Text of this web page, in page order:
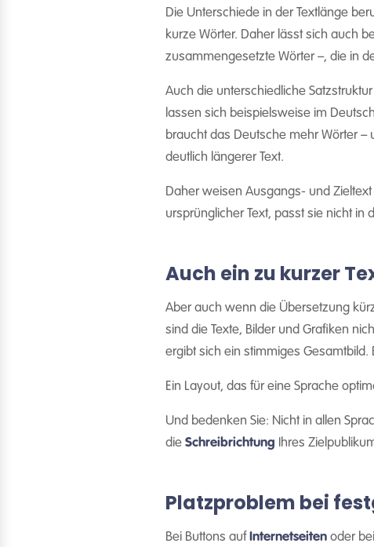
Die Unterschiede in der Textlänge
kurze Wörter. Daher lässt sich auch
zusammengesetzte Wörter –, die in
Auch die unterschiedliche
lassen sich beispielsweise im
braucht das Deutsche mehr Wörter –
deutlich längerer Text.
Daher weisen Ausgangs- und
ursprünglicher Text, passt sie nicht in
Auch ein zu kurzer
Aber auch wenn die Übersetzung
sind die Texte, Bilder und Grafiken
ergibt sich ein stimmiges Gesamtbild.
Ein Layout, das für eine Sprache
Und bedenken Sie: Nicht in allen
die Schreibrichtung Ihres
Platzproblem bei
Bei Buttons aufInternetseiten oder